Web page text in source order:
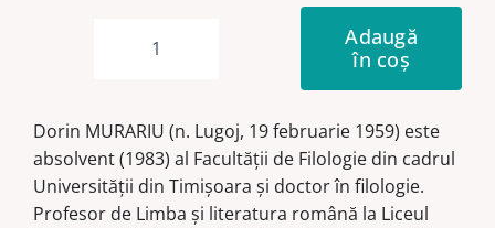
Cantitate
Adaugă
în coș
Dorin MURARIU (n. Lugoj, 19 februarie 1959) este
absolvent (1983) al Facultăţii de Filologie din cadrul
Universităţii din Timişoara şi doctor în filologie.
Profesor de Limba şi literatura română la Liceul